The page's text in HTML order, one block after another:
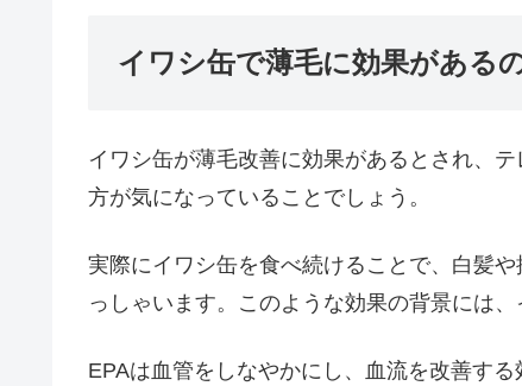
イワシ缶で薄毛に効果がある
イワシ缶が薄毛改善に効果があるとされ、
方が気になっていることでしょう。
実際にイワシ缶を食べ続けることで、白髪
っしゃいます。このような効果の背景には
EPAは血管をしなやかにし、血流を改善す